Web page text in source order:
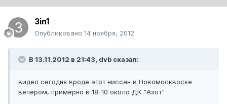
3in1
Опубликовано 14 ноября, 2012
В 13.11.2012 в 21:43, dvb сказал:
видел сегодня вроде этот ниссан в Новомосквоске
вечером, примерно в 18-10 около ДК "Азот"